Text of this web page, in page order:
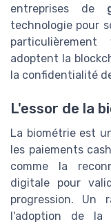
entreprises de
technologie pour
adoptent la
la confidentialité
L'essor de la
La biométrie est
les paiements
comme la
digitale pour
progression. Un
l'adoption de la